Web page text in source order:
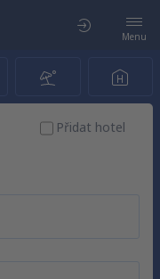
Menu
Přidat hotel